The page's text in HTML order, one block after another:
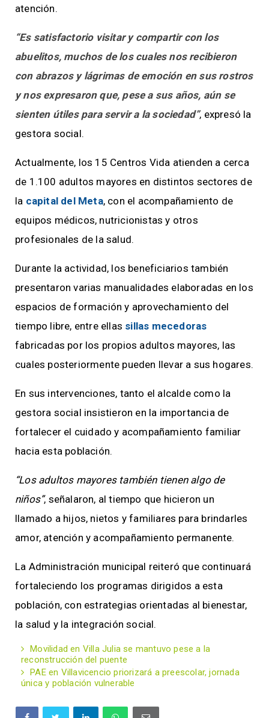
atención.
“Es satisfactorio visitar y compartir con los
abuelitos, muchos de los cuales nos recibieron
con abrazos y lágrimas de emoción en sus rostros
y nos expresaron que, pese a sus años, aún se
sienten útiles para servir a la sociedad”, expresó la
gestora social.
Actualmente, los 15 Centros Vida atienden a cerca
de 1.100 adultos mayores en distintos sectores de
la capital del Meta, con el acompañamiento de
equipos médicos, nutricionistas y otros
profesionales de la salud.
Durante la actividad, los beneficiarios también
presentaron varias manualidades elaboradas en los
espacios de formación y aprovechamiento del
tiempo libre, entre ellas sillas mecedoras
fabricadas por los propios adultos mayores, las
cuales posteriormente pueden llevar a sus hogares.
En sus intervenciones, tanto el alcalde como la
gestora social insistieron en la importancia de
fortalecer el cuidado y acompañamiento familiar
hacia esta población.
“Los adultos mayores también tienen algo de
niños”, señalaron, al tiempo que hicieron un
llamado a hijos, nietos y familiares para brindarles
amor, atención y acompañamiento permanente.
La Administración municipal reiteró que continuará
fortaleciendo los programas dirigidos a esta
población, con estrategias orientadas al bienestar,
la salud y la integración social.
Movilidad en Villa Julia se mantuvo pese a la
reconstrucción del puente
PAE en Villavicencio priorizará a preescolar, jornada
única y población vulnerable